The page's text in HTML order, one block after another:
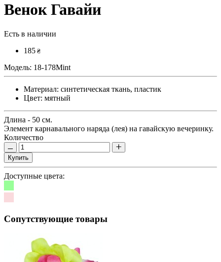
Венок Гавайи
Есть в наличии
185 ₴
Модель: 18-178Mint
Материал: синтетическая ткань, пластик
Цвет: мятный
Длина - 50 см.
Элемент карнавального наряда (лея) на гавайскую вечеринку.
Количество
Купить
Доступные цвета:
Сопутствующие товары